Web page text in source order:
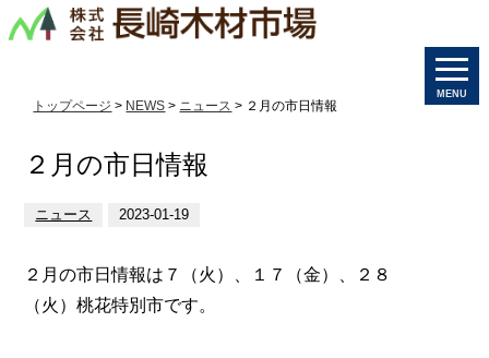
MENU
トップページ > NEWS > ニュース > ２月の市日情報
２月の市日情報
ニュース 2023-01-19
２月の市日情報は７（火）、１７（金）、２８
（火）桃花特別市です。